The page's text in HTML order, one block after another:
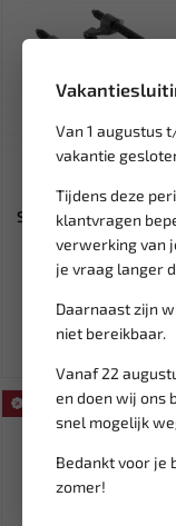
Van 1 augustus
vakantie
Tijdens deze
klantvragen
verwerking van
je vraag langer
Daarnaast zijn
niet bereikbaar.
Vanaf 22
en doen wij ons
snel mogelijk
Bedankt voor je
zomer!
SATRA Veerspanner
set 350 mm S-
Ex. btw: € 16,49
SALE!